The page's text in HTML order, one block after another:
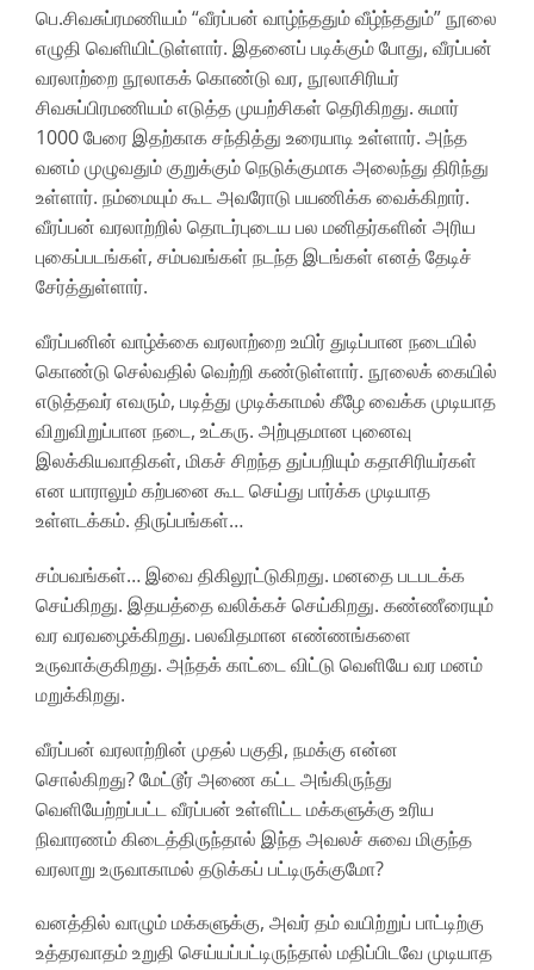
பெ.சிவசுப்ரமணியம் “வீரப்பன் வாழ்ந்ததும் வீழ்ந்ததும்” நூலை
எழுதி வெளியிட்டுள்ளார். இதனைப் படிக்கும் போது, வீரப்பன்
வரலாற்றை நூலாகக் கொண்டு வர, நூலாசிரியர்
சிவசுப்பிரமணியம் எடுத்த முயற்சிகள் தெரிகிறது. சுமார்
1000 பேரை இதற்காக சந்தித்து உரையாடி உள்ளார். அந்த
வனம் முழுவதும் குறுக்கும் நெடுக்குமாக அலைந்து திரிந்து
உள்ளார். நம்மையும் கூட அவரோடு பயணிக்க வைக்கிறார்.
வீரப்பன் வரலாற்றில் தொடர்புடைய பல மனிதர்களின் அரிய
புகைப்படங்கள், சம்பவங்கள் நடந்த இடங்கள் எனத் தேடிச்
சேர்த்துள்ளார்.
வீரப்பனின் வாழ்க்கை வரலாற்றை உயிர் துடிப்பான நடையில்
கொண்டு செல்வதில் வெற்றி கண்டுள்ளார். நூலைக் கையில்
எடுத்தவர் எவரும், படித்து முடிக்காமல் கீழே வைக்க முடியாத
விறுவிறுப்பான நடை, உட்கரு. அற்புதமான புனைவு
இலக்கியவாதிகள், மிகச் சிறந்த துப்பறியும் கதாசிரியர்கள்
என யாராலும் கற்பனை கூட செய்து பார்க்க முடியாத
உள்ளடக்கம். திருப்பங்கள்…
சம்பவங்கள்… இவை திகிலூட்டுகிறது. மனதை படபடக்க
செய்கிறது. இதயத்தை வலிக்கச் செய்கிறது. கண்ணீரையும்
வர வரவழைக்கிறது. பலவிதமான எண்ணங்களை
உருவாக்குகிறது. அந்தக் காட்டை விட்டு வெளியே வர மனம்
மறுக்கிறது.
வீரப்பன் வரலாற்றின் முதல் பகுதி, நமக்கு என்ன
சொல்கிறது? மேட்டூர் அணை கட்ட அங்கிருந்து
வெளியேற்றப்பட்ட வீரப்பன் உள்ளிட்ட மக்களுக்கு உரிய
நிவாரணம் கிடைத்திருந்தால் இந்த அவலச் சுவை மிகுந்த
வரலாறு உருவாகாமல் தடுக்கப் பட்டிருக்குமோ?
வனத்தில் வாழும் மக்களுக்கு, அவர் தம் வயிற்றுப் பாட்டிற்கு
உத்தரவாதம் உறுதி செய்யப்பட்டிருந்தால் மதிப்பிடவே முடியாத